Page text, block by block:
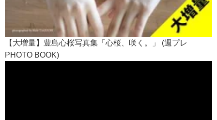
【大増量】豊島心桜写真集「心桜、咲く。」 (週プレ
PHOTO BOOK)